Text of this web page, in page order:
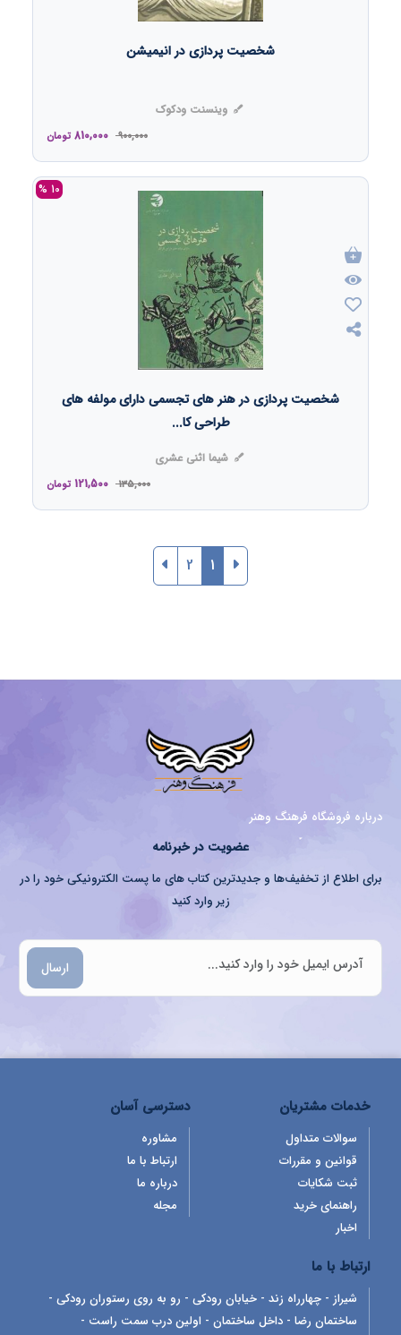
شخصیت پردازی در انیمیشن
وینسنت ودکوک
900,000
810,000 تومان
10 %
شخصیت پردازی در هنر های تجسمی دارای مولفه های
طراحی کا...
شیما اثنی عشری
135,000
121,500 تومان
1
2
درباره فروشگاه فرهنگ وهنر
عضویت در خبرنامه
برای اطلاع از تخفیف‌ها و جدیدترین کتاب های ما پست الکترونیکی خود را در
زیر وارد کنید
ارسال
خدمات مشتریان
سوالات متداول
قوانین و مقررات
ثبت شکایات
راهنمای خرید
اخبار
دسترسی آسان
مشاوره
ارتباط با ما
درباره ما
مجله
ارتباط با ما
شیراز - چهارراه زند - خیابان رودکی - رو به روی رستوران رودکی -
ساختمان رضا - داخل ساختمان - اولین درب سمت راست -